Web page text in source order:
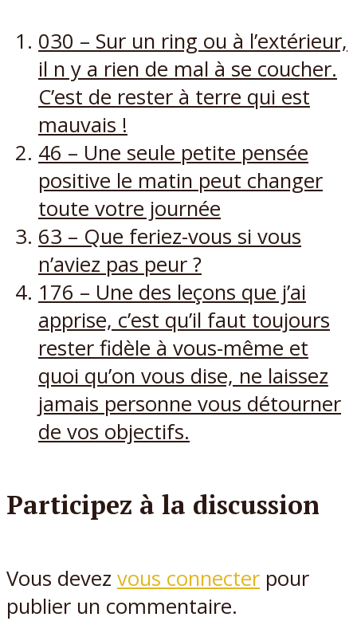
030 – Sur un ring ou à l’extérieur,
il n y a rien de mal à se coucher.
C’est de rester à terre qui est
mauvais !
46 – Une seule petite pensée
positive le matin peut changer
toute votre journée
63 – Que feriez-vous si vous
n’aviez pas peur ?
176 – Une des leçons que j’ai
apprise, c’est qu’il faut toujours
rester fidèle à vous-même et
quoi qu’on vous dise, ne laissez
jamais personne vous détourner
de vos objectifs.
Participez à la discussion
Vous devez vous connecter pour
publier un commentaire.